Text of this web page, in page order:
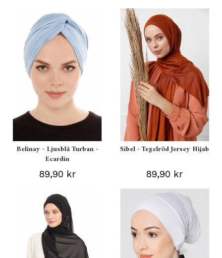
Belinay - Ljusblå Turban -
Ecardin
89,90 kr
Sibel - Tegelröd Jersey Hijab
89,90 kr